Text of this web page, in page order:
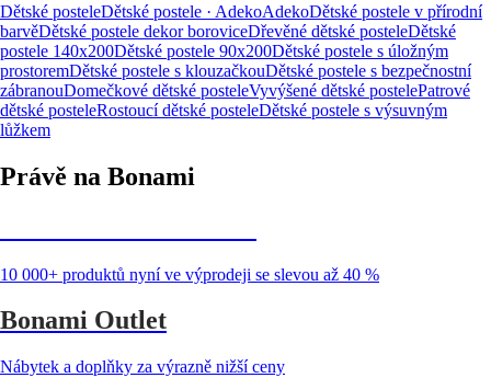
Dětské posteleDětské postele · AdekoAdekoDětské postele v přírodní
barvěDětské postele dekor boroviceDřevěné dětské posteleDětské
postele 140x200Dětské postele 90x200Dětské postele s úložným
prostoremDětské postele s klouzačkouDětské postele s bezpečnostní
zábranouDomečkové dětské posteleVyvýšené dětské postelePatrové
dětské posteleRostoucí dětské posteleDětské postele s výsuvným
lůžkem
Právě na Bonami
10 000+ produktů nyní ve výprodeji se slevou až 40 %
Bonami Outlet
Nábytek a doplňky za výrazně nižší ceny